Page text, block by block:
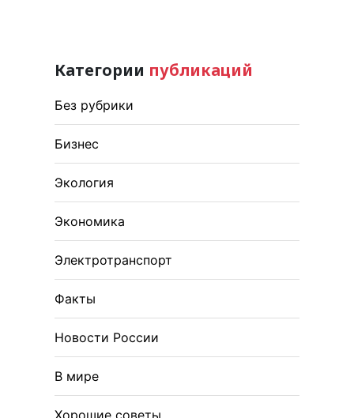
Категории публикаций
Без рубрики
Бизнес
Экология
Экономика
Электротранспорт
Факты
Новости России
В мире
Хорошие советы